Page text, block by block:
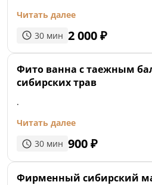
Читать далее
30 мин 2 000₽
Фито ванна с таежным
сибирских трав
.
Читать далее
30 мин 900₽
Фирменный сибирский